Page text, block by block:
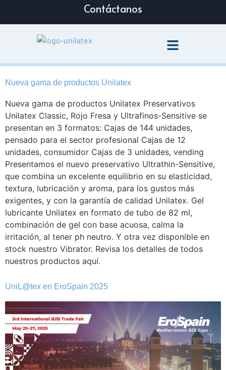
Contáctanos
Nueva gama de productos Unilatex
Nueva gama de productos Unilatex Preservativos
Unilatex Classic, Rojo Fresa y Ultrafinos-Sensitive se
presentan en 3 formatos: Cajas de 144 unidades,
pensado para el sector profesional Cajas de 12
unidades, consumidor Cajas de 3 unidades, vending
Presentamos el nuevo preservativo Ultrathin-Sensitive,
que combina un excelente equilibrio en su elasticidad,
textura, lubricación y aroma, para los gustos más
exigentes, y con la garantía de calidad Unilatex. Gel
lubricante Unilatex en formato de tubo de 82 ml,
combinación de gel con base acuosa, calma la
irritación, al tener ph neutro. Y otra vez disponible en
stock nuestro Vibrator. Revisa los detalles de todos
nuestros productos aquí.
UniL@tex en EroSpain 2025